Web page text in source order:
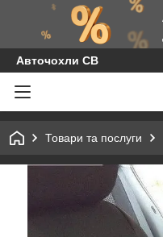
Авточохли СВ
Товари та послуги